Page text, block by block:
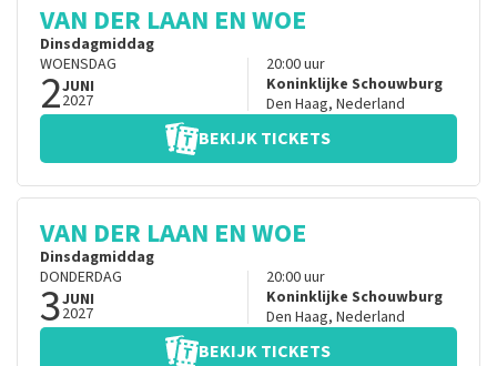
VAN DER LAAN EN WOE
Dinsdagmiddag
WOENSDAG
2JUNI
2027
20:00uur
Koninklijke Schouwburg
Den Haag, Nederland
BEKIJK TICKETS
VAN DER LAAN EN WOE
Dinsdagmiddag
DONDERDAG
3JUNI
2027
20:00uur
Koninklijke Schouwburg
Den Haag, Nederland
BEKIJK TICKETS